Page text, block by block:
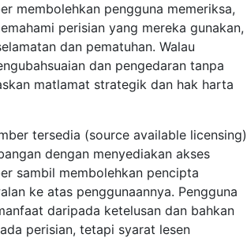
membolehkan pengguna memeriksa,
perisian yang mereka gunakan,
dan pematuhan. Walau
dan pengedaran tanpa
matlamat strategik dan hak harta
tersedia (source available licensing)
dengan menyediakan akses
sambil membolehkan pencipta
ke atas penggunaannya. Pengguna
daripada ketelusan dan bahkan
perisian, tetapi syarat lesen